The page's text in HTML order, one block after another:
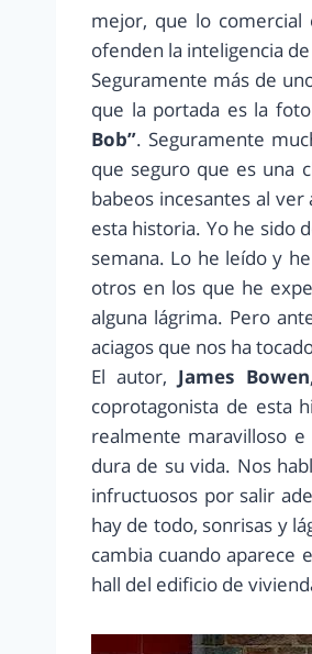
mejor, que lo
ofenden la inteligencia
Seguramente más de
que la portada es la
Bob”. Seguramente
que seguro que es una
babeos incesantes al ver
esta historia. Yo he sido
semana. Lo he leído y
otros en los que he
alguna lágrima. Pero
aciagos que nos ha
El autor, James Bowen
coprotagonista de esta
realmente maravilloso
dura de su vida. Nos
infructuosos por salir
hay de todo, sonrisas y
cambia cuando aparece
hall del edificio de